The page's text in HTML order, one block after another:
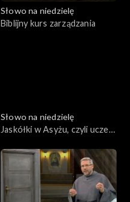
Słowo na niedzielę
Biblijny kurs zarządzania
Słowo na niedzielę
Jaskółki w Asyżu, czyli uczeń